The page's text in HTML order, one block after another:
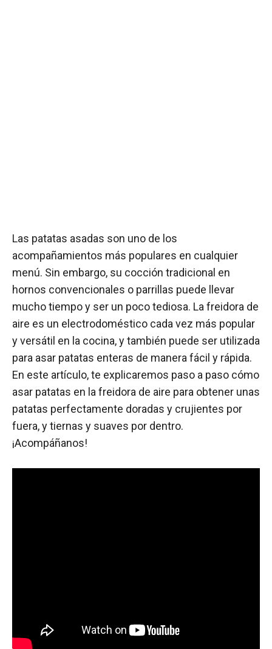
Las patatas asadas son uno de los
acompañamientos más populares en cualquier
menú. Sin embargo, su cocción tradicional en
hornos convencionales o parrillas puede llevar
mucho tiempo y ser un poco tediosa. La freidora de
aire es un electrodoméstico cada vez más popular
y versátil en la cocina, y también puede ser utilizada
para asar patatas enteras de manera fácil y rápida.
En este artículo, te explicaremos paso a paso cómo
asar patatas en la freidora de aire para obtener unas
patatas perfectamente doradas y crujientes por
fuera, y tiernas y suaves por dentro.
¡Acompáñanos!